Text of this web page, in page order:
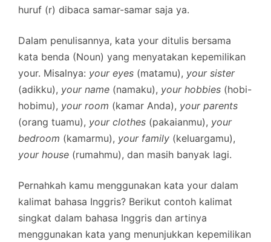
huruf (r) dibaca samar-samar saja ya.
Dalam penulisannya, kata your ditulis bersama
kata benda (Noun) yang menyatakan kepemilikan
your. Misalnya: your eyes (matamu), your sister
(adikku), your name (namaku), your hobbies (hobi-
hobimu), your room (kamar Anda), your parents
(orang tuamu), your clothes (pakaianmu), your
bedroom (kamarmu), your family (keluargamu),
your house (rumahmu), dan masih banyak lagi.
Pernahkah kamu menggunakan kata your dalam
kalimat bahasa Inggris? Berikut contoh kalimat
singkat dalam bahasa Inggris dan artinya
menggunakan kata yang menunjukkan kepemilikan